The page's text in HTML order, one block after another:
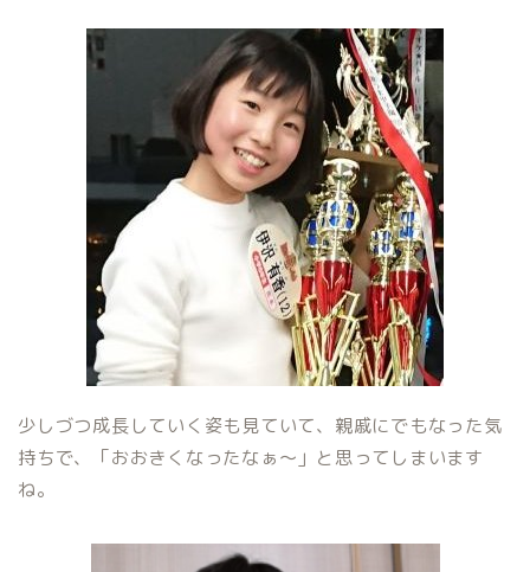
少しづつ成長していく姿も見ていて、親戚にでもなった気
持ちで、「おおきくなったなぁ〜」と思ってしまいます
ね。